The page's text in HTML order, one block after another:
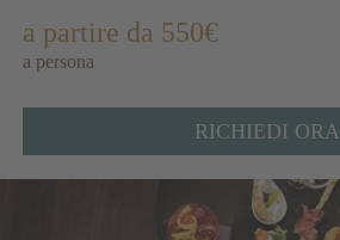
a partire da 550€
a persona
RICHIEDI ORA